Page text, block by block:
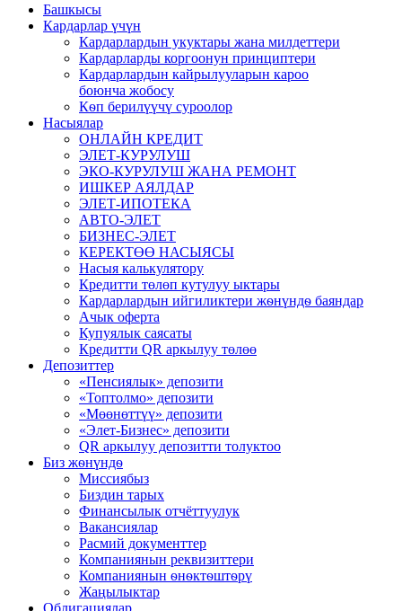
Башкысы
Кардарлар үчүн
Кардарлардын укуктары жана милдеттери
Кардарларды коргоонун принциптери
Кардарлардын кайрылууларын кароо
боюнча жобосу
Кѳп берилүүчү суроолор
Насыялар
ОНЛАЙН КРЕДИТ
ЭЛЕТ-КУРУЛУШ
ЭКО-КУРУЛУШ ЖАНА РЕМОНТ
ИШКЕР АЯЛДАР
ЭЛЕТ-ИПОТЕКА
АВТО-ЭЛЕТ
БИЗНЕС-ЭЛЕТ
КЕРЕКТӨӨ НАСЫЯСЫ
Насыя калькулятору
Кредитти төлөп кутулуу ыктары
Кардарлардын ийгиликтери жѳнүндѳ баяндар
Ачык оферта
Купуялык саясаты
Кредитти QR аркылуу төлөө
Депозиттер
«Пенсиялык» депозити
«Топтолмо» депозити
«Мөөнөттүү» депозити
«Элет-Бизнес» депозити
QR аркылуу депозитти толуктоо
Биз жѳнүндѳ
Миссиябыз
Биздин тарых
Финансылык отчёттуулук
Вакансиялар
Расмий документтер
Компаниянын реквизиттери
Компаниянын ѳнѳктѳштѳрү
Жаңылыктар
Облигациялар